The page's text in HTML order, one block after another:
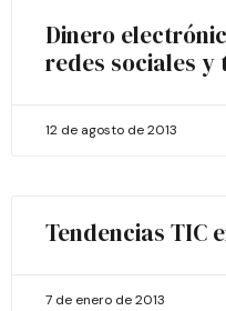
Dinero
redes sociales
12 de agosto de 2013
Tendencias TIC
7 de enero de 2013